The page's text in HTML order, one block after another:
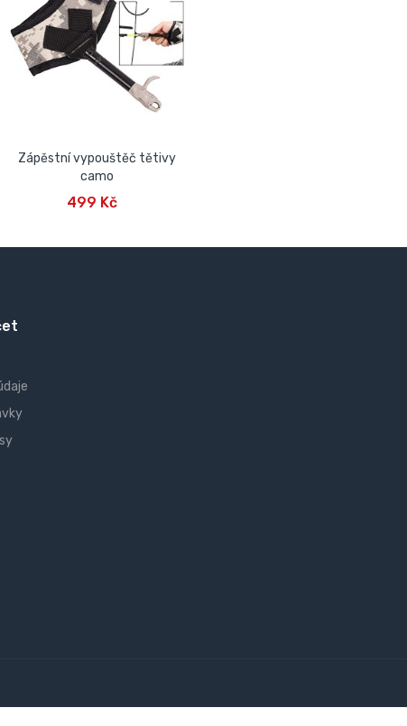
Zápěstní vypouštěč tětivy
camo
499 Kč